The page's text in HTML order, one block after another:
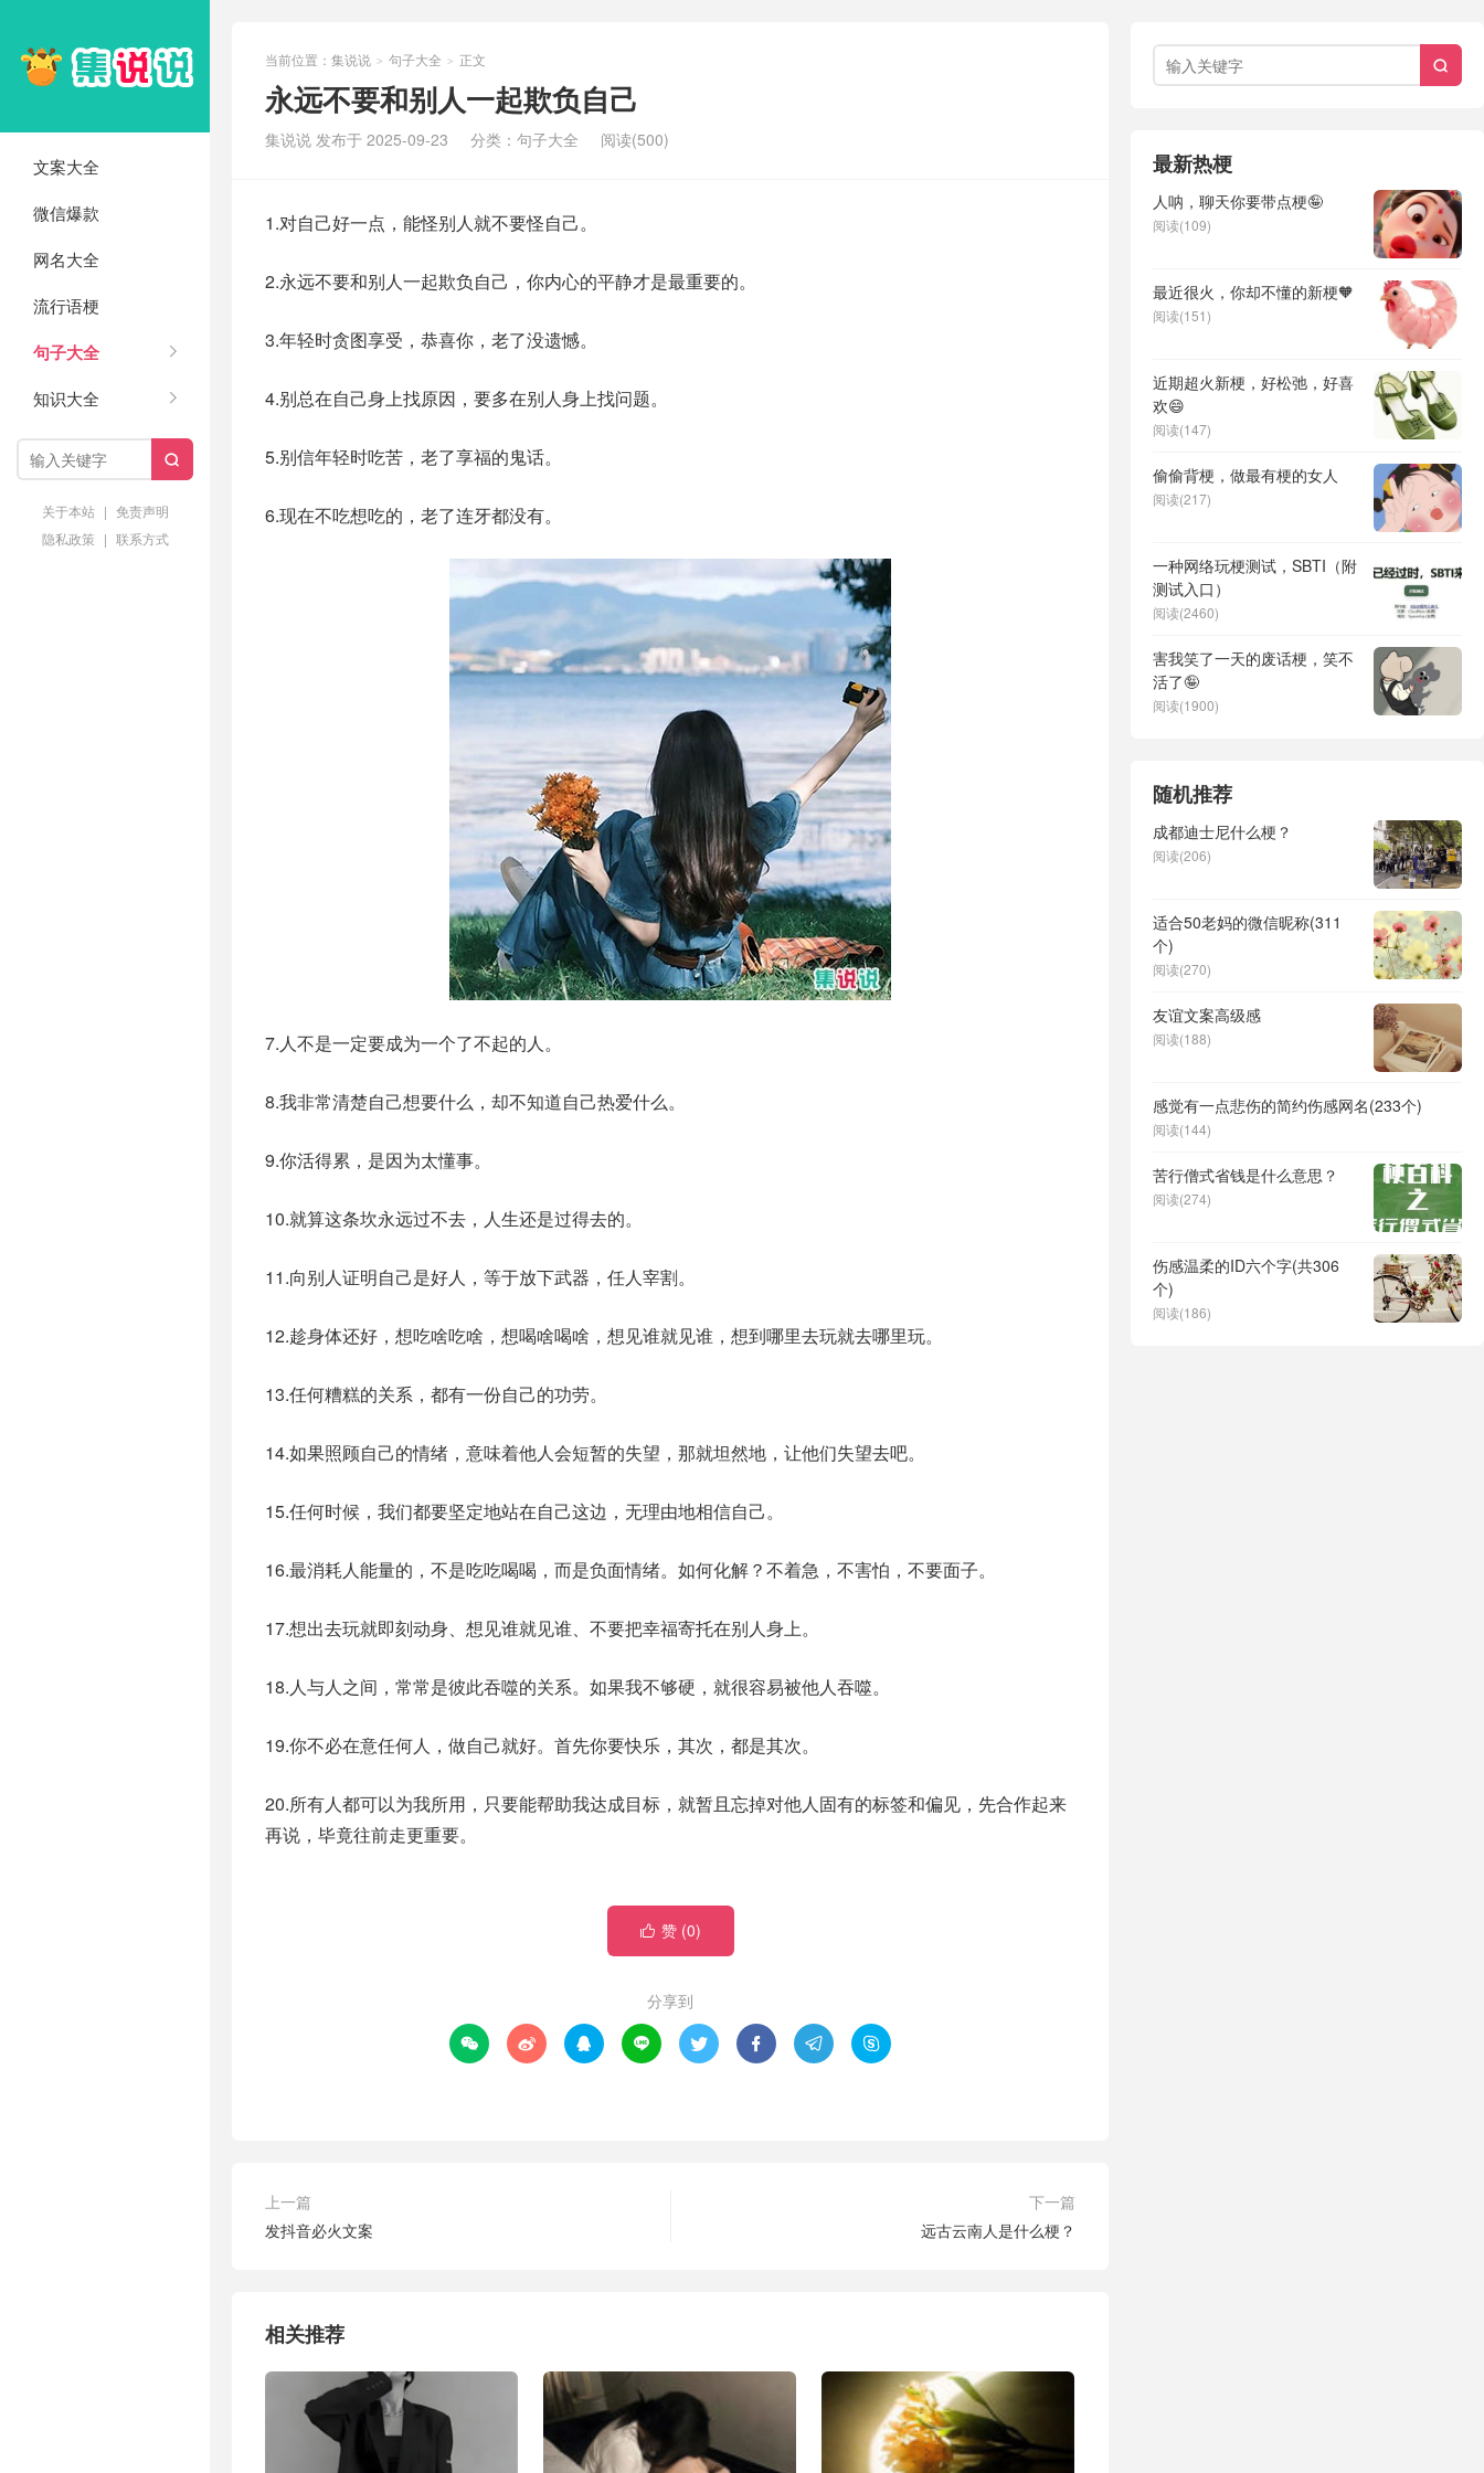
文案大全
微信爆款
网名大全
流行语梗
句子大全
知识大全

关于本站 | 免责声明
隐私政策 | 联系方式
当前位置： 集说说 > 句子大全 > 正文
永远不要和别人一起欺负自己
集说说 发布于 2025-09-23 分类： 句子大全 阅读(500)
1.对自己好一点，能怪别人就不要怪自己。
2.永远不要和别人一起欺负自己，你内心的平静才是最重要的。
3.年轻时贪图享受，恭喜你，老了没遗憾。
4.别总在自己身上找原因，要多在别人身上找问题。
5.别信年轻时吃苦，老了享福的鬼话。
6.现在不吃想吃的，老了连牙都没有。
7.人不是一定要成为一个了不起的人。
8.我非常清楚自己想要什么，却不知道自己热爱什么。
9.你活得累，是因为太懂事。
10.就算这条坎永远过不去，人生还是过得去的。
11.向别人证明自己是好人，等于放下武器，任人宰割。
12.趁身体还好，想吃啥吃啥，想喝啥喝啥，想见谁就见谁，想到哪里去玩就去哪里玩。
13.任何糟糕的关系，都有一份自己的功劳。
14.如果照顾自己的情绪，意味着他人会短暂的失望，那就坦然地，让他们失望去吧。
15.任何时候，我们都要坚定地站在自己这边，无理由地相信自己。
16.最消耗人能量的，不是吃吃喝喝，而是负面情绪。如何化解？不着急，不害怕，不要面子。
17.想出去玩就即刻动身、想见谁就见谁、不要把幸福寄托在别人身上。
18.人与人之间，常常是彼此吞噬的关系。如果我不够硬，就很容易被他人吞噬。
19.你不必在意任何人，做自己就好。首先你要快乐，其次，都是其次。
20.所有人都可以为我所用，只要能帮助我达成目标，就暂且忘掉对他人固有的标签和偏见，先合作起来
再说，毕竟往前走更重要。
 赞 (0)
分享到
       
上一篇
发抖音必火文案
下一篇
远古云南人是什么梗？
相关推荐

最新热梗
人呐，聊天你要带点梗🤪
阅读(109)
最近很火，你却不懂的新梗🧡
阅读(151)
近期超火新梗，好松弛，好喜
欢😄
阅读(147)
偷偷背梗，做最有梗的女人
阅读(217)
一种网络玩梗测试，SBTI（附
测试入口）
阅读(2460)
害我笑了一天的废话梗，笑不
活了🤪
阅读(1900)
随机推荐
成都迪士尼什么梗？
阅读(206)
适合50老妈的微信昵称(311
个)
阅读(270)
友谊文案高级感
阅读(188)
感觉有一点悲伤的简约伤感网名(233个)
阅读(144)
苦行僧式省钱是什么意思？
阅读(274)
伤感温柔的ID六个字(共306
个)
阅读(186)